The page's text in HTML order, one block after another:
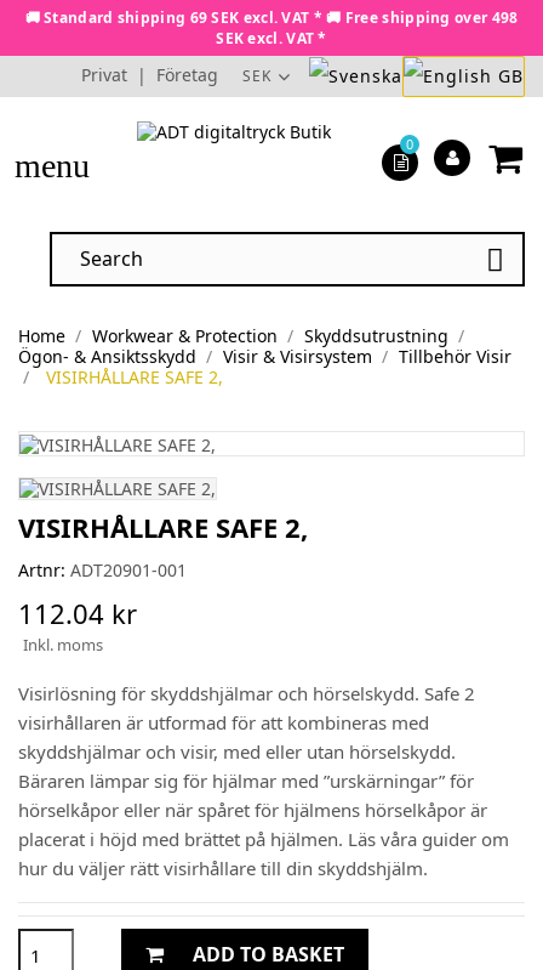
🚚 Standard shipping 69 SEK excl. VAT * 🚚 Free shipping over 498
SEK excl. VAT *
Privat | Företag SEK
menu

0
Home Workwear & Protection
Skyddsutrustning
Ögon- & Ansiktsskydd
Visir & Visirsystem
Tillbehör Visir
VISIRHÅLLARE SAFE 2,
VISIRHÅLLARE SAFE 2,
Artnr: ADT20901-001
112.04 kr
Inkl. moms
Visirlösning för skyddshjälmar och hörselskydd. Safe 2
visirhållaren är utformad för att kombineras med
skyddshjälmar och visir, med eller utan hörselskydd.
Bäraren lämpar sig för hjälmar med ”urskärningar” för
hörselkåpor eller när spåret för hjälmens hörselkåpor är
placerat i höjd med brättet på hjälmen. Läs våra guider om
hur du väljer rätt visirhållare till din skyddshjälm.
ADD TO BASKET